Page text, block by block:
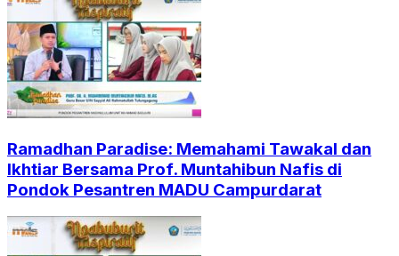
Ramadhan Paradise: Memahami Tawakal dan
Ikhtiar Bersama Prof. Muntahibun Nafis di
Pondok Pesantren MADU Campurdarat